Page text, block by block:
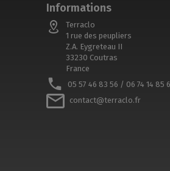
Informations
Terraclo
1 rue des peupliers
Z.A. Eygreteau II
33230 Coutras
France
05 57 46 83 56 / 06 74 14 85
contact@terraclo.fr